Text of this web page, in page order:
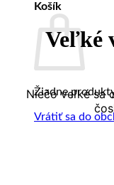
Košík
Žiadne
Vrátiť sa do
Veľké
Niečo veľké sa